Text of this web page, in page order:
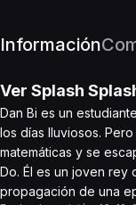
Información
Ver Splash
Dan Bi es un
los días lluviosos.
matemáticas y se
Do. Él es un joven rey
propagación de una